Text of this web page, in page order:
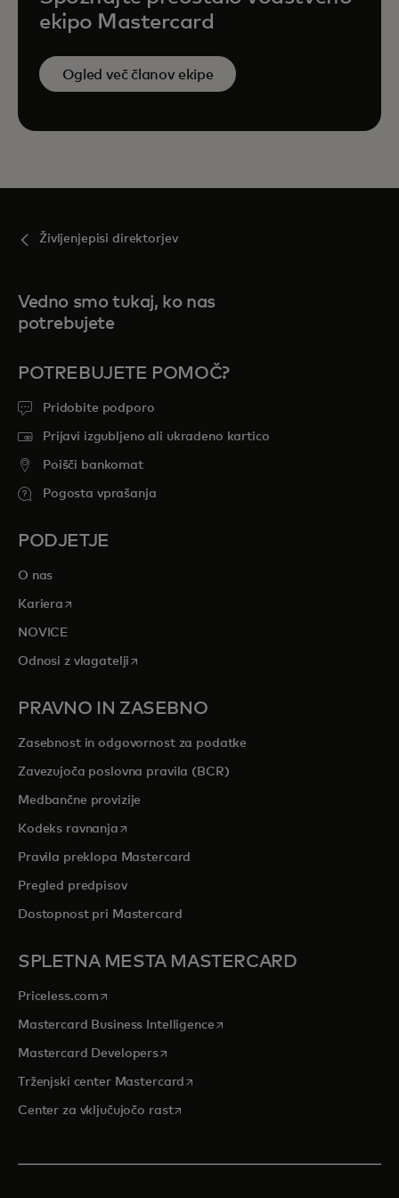
ekipo Mastercard
Ogled več članov ekipe
Življenjepisi direktorjev
Vedno smo tukaj, ko nas
potrebujete
POTREBUJETE POMOČ?
Pridobite podporo
Prijavi izgubljeno ali ukradeno kartico
Poišči bankomat
Pogosta vprašanja
PODJETJE
O nas
Kariera opens in a new tab
NOVICE
Odnosi z vlagatelji opens in a new tab
PRAVNO IN ZASEBNO
Zasebnost in odgovornost za podatke
Zavezujoča poslovna pravila (BCR)
Medbančne provizije
Kodeks ravnanjaopens in a new tab
Pravila preklopa Mastercard
Pregled predpisov
Dostopnost pri Mastercard
SPLETNA MESTA MASTERCARD
Priceless.com opens in a new tab
Mastercard Business Intelligenceopens in a new tab
Mastercard Developersopens in a new tab
Trženjski center Mastercard opens in a new tab
Center za vključujočo rastopens in a new tab